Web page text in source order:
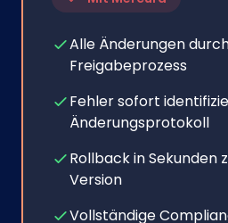
Alle Änderungen
Freigabeprozess
Fehler sofort
Änderungsprotokoll
Rollback in Sekunden
Version
Vollständige